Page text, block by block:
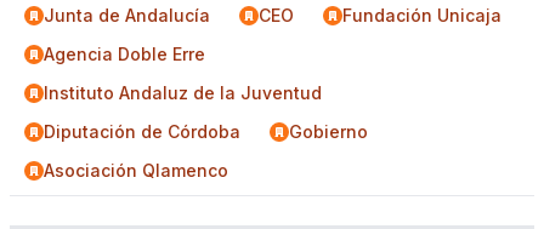
Junta de Andalucía
CEO
Fundación Unicaja
Agencia Doble Erre
Instituto Andaluz de la Juventud
Diputación de Córdoba
Gobierno
Asociación Qlamenco